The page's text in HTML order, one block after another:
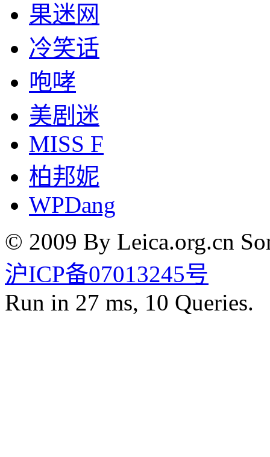
果迷网
冷笑话
咆哮
美剧迷
MISS F
柏邦妮
WPDang
© 2009 By Leica.org.cn
沪ICP备07013245号
Run in 27 ms, 10 Queries.